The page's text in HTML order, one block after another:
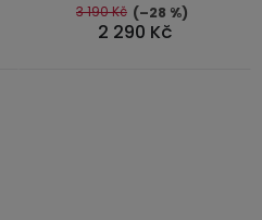
2 290 Kč
3 190 Kč (–28 %)